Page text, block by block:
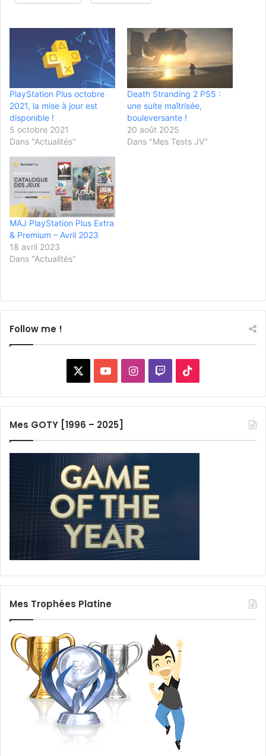
PlayStation Plus octobre
2021, la mise à jour est
disponible !
5 octobre 2021
Dans "Actualités"
Death Stranding 2 PS5 :
une suite maîtrisée,
bouleversante !
20 août 2025
Dans "Mes Tests JV"
MAJ PlayStation Plus Extra
& Premium – Avril 2023
18 avril 2023
Dans "Actualités"
Follow me !
YouTubeInstagram
Twitch
Mes GOTY [1996 – 2025]
Mes Trophées Platine